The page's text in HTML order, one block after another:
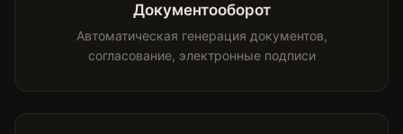
Документооборот
Автоматическая генерация документов,
согласование, электронные подписи